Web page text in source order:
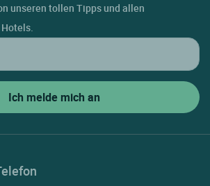
unseren tollen Tipps und allen